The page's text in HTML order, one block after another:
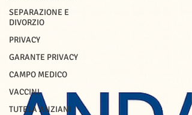
SEPARAZIONE E
DIVORZIO
PRIVACY
GARANTE PRIVACY
CAMPO MEDICO
VACCINI
TUTELA ANZIANI